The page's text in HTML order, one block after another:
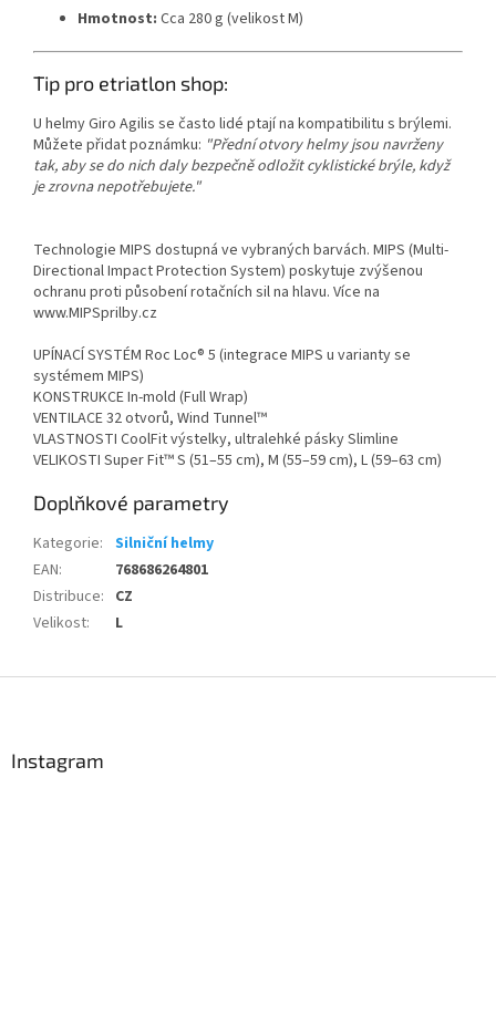
Hmotnost: Cca 280 g (velikost M)
Tip pro etriatlon shop:
U helmy Giro Agilis se často lidé ptají na kompatibilitu s brýlemi.
Můžete přidat poznámku: "Přední otvory helmy jsou navrženy
tak, aby se do nich daly bezpečně odložit cyklistické brýle, když
je zrovna nepotřebujete."
Technologie MIPS dostupná ve vybraných barvách. MIPS (Multi-
Directional Impact Protection System) poskytuje zvýšenou
ochranu proti působení rotačních sil na hlavu. Více na
www.MIPSprilby.cz
UPÍNACÍ SYSTÉM Roc Loc® 5 (integrace MIPS u varianty se
systémem MIPS)
KONSTRUKCE In-mold (Full Wrap)
VENTILACE 32 otvorů, Wind Tunnel™
VLASTNOSTI CoolFit výstelky, ultralehké pásky Slimline
VELIKOSTI Super Fit™ S (51–55 cm), M (55–59 cm), L (59–63 cm)
Doplňkové parametry
Kategorie: Silniční helmy
EAN:
768686264801
Distribuce: CZ
Velikost: L
Instagram
Send
Powered by chaterimo